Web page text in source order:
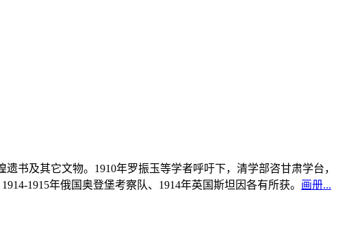
书及其它文物。1910年罗振玉等学者呼吁下，清学部咨甘肃学台，
1915年俄国奥登堡考察队、1914年英国斯坦因各有所获。 画册...